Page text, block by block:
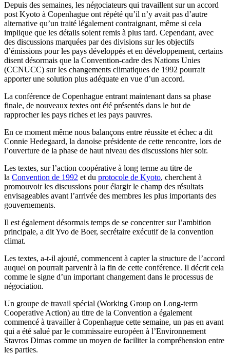
Depuis des semaines, les négociateurs qui travaillent sur un accord
post Kyoto à Copenhague ont répété qu’il n’y avait pas d’autre
alternative qu’un traité légalement contraignant, même si cela
implique que les détails soient remis à plus tard. Cependant, avec
des discussions marquées par des divisions sur les objectifs
d’émissions pour les pays développés et en développement, certains
disent désormais que la Convention-cadre des Nations Unies
(CCNUCC) sur les changements climatiques de 1992 pourrait
apporter une solution plus adéquate en vue d’un accord.
La conférence de Copenhague entrant maintenant dans sa phase
finale, de nouveaux textes ont été présentés dans le but de
rapprocher les pays riches et les pays pauvres.
En ce moment même nous balançons entre réussite et échec a dit
Connie Hedegaard, la danoise présidente de cette rencontre, lors de
l’ouverture de la phase de haut niveau des discussions hier soir.
Les textes, sur l’action coopérative à long terme au titre de
la Convention de 1992 et du protocole de Kyoto, cherchent à
promouvoir les discussions pour élargir le champ des résultats
envisageables avant l’arrivée des membres les plus importants des
gouvernements.
Il est également désormais temps de se concentrer sur l’ambition
principale, a dit Yvo de Boer, secrétaire exécutif de la convention
climat.
Les textes, a-t-il ajouté, commencent à capter la structure de l’accord
auquel on pourrait parvenir à la fin de cette conférence. Il décrit cela
comme le signe d’un important changement dans le processus de
négociation.
Un groupe de travail spécial (Working Group on Long-term
Cooperative Action) au titre de la Convention a également
commencé à travailler à Copenhague cette semaine, un pas en avant
qui a été salué par le commissaire européen à l’Environnement
Stavros Dimas comme un moyen de faciliter la compréhension entre
les parties.